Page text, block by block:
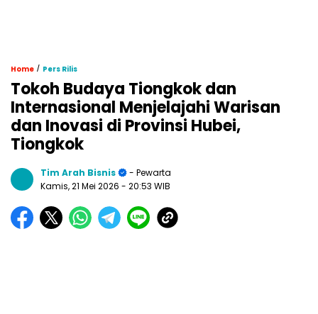
Home / Pers Rilis
Tokoh Budaya Tiongkok dan
Internasional Menjelajahi Warisan
dan Inovasi di Provinsi Hubei,
Tiongkok
Tim Arah Bisnis
- Pewarta
Kamis, 21 Mei 2026 - 20:53 WIB